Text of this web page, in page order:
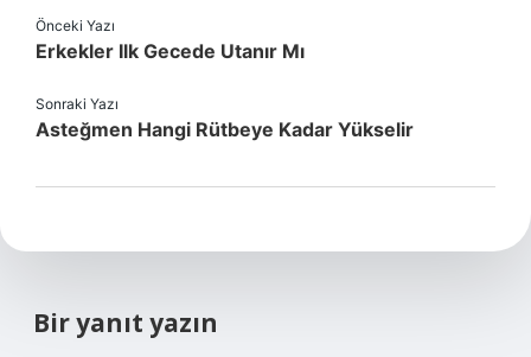
Önceki Yazı
Erkekler Ilk Gecede Utanır Mı
Sonraki Yazı
Asteğmen Hangi Rütbeye Kadar Yükselir
Bir yanıt yazın